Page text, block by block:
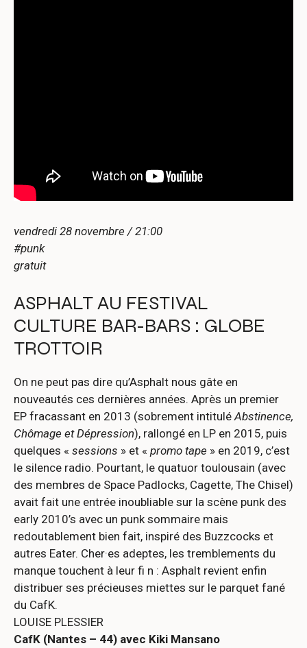
vendredi 28 novembre / 21:00
#punk
gratuit
ASPHALT AU FESTIVAL
CULTURE BAR-BARS : GLOBE
TROTTOIR
On ne peut pas dire qu’Asphalt nous gâte en
nouveautés ces dernières années. Après un premier
EP fracassant en 2013 (sobrement intitulé Abstinence,
Chômage et Dépression), rallongé en LP en 2015, puis
quelques « sessions » et « promo tape » en 2019, c’est
le silence radio. Pourtant, le quatuor toulousain (avec
des membres de Space Padlocks, Cagette, The Chisel)
avait fait une entrée inoubliable sur la scène punk des
early 2010’s avec un punk sommaire mais
redoutablement bien fait, inspiré des Buzzcocks et
autres Eater. Cher·es adeptes, les tremblements du
manque touchent à leur fi n : Asphalt revient enfin
distribuer ses précieuses miettes sur le parquet fané
du CafK.
LOUISE PLESSIER
CafK (Nantes – 44) avec Kiki Mansano